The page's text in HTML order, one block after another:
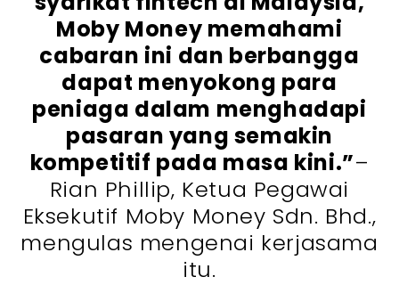
Moby Money memahami
cabaran ini dan berbangga
dapat menyokong para
peniaga dalam menghadapi
pasaran yang semakin
kompetitif pada masa kini.”–
Rian Phillip, Ketua Pegawai
Eksekutif Moby Money Sdn. Bhd.,
mengulas mengenai kerjasama
itu.